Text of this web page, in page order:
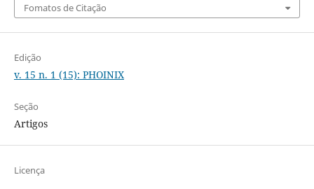
Fomatos de Citação
Edição
v. 15 n. 1 (15): PHOINIX
Seção
Artigos
Licença